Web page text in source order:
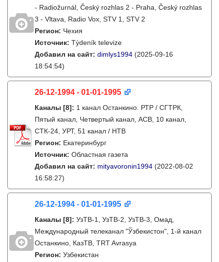
- Radiožurnál, Český rozhlas 2 - Praha, Český rozhlas
3 - Vltava, Radio Vox, STV 1, STV 2
Регион: Чехия
Источник: Týdeník televize
Добавил на сайт: dimlys1994 (2025-09-16
18:54:54)
26-12-1994 - 01-01-1995
Каналы [8]: 1 канал Останкино. РТР / СГТРК,
Пятый канал, Четвертый канал, АСВ, 10 канал,
СТК-24, УРТ, 51 канал / НТВ
Регион: Екатеринбург
Источник: Областная газета
Добавил на сайт: mityavoronin1994 (2022-08-02
16:58:27)
26-12-1994 - 01-01-1995
Каналы [8]: УзТВ-1, УзТВ-2, УзТВ-3, Омад,
Международный телеканал "Ўзбекистон", 1-й канал
Останкино, КазТВ, TRT Avrasya
Регион: Узбекистан